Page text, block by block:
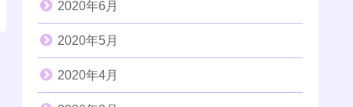
2020年6月
2020年5月
2020年4月